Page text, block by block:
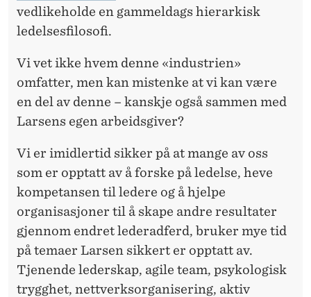
vedlikeholde en gammeldags hierarkisk
ledelsesfilosofi.
Vi vet ikke hvem denne «industrien»
omfatter, men kan mistenke at vi kan være
en del av denne – kanskje også sammen med
Larsens egen arbeidsgiver?
Vi er imidlertid sikker på at mange av oss
som er opptatt av å forske på ledelse, heve
kompetansen til ledere og å hjelpe
organisasjoner til å skape andre resultater
gjennom endret lederadferd, bruker mye tid
på temaer Larsen sikkert er opptatt av.
Tjenende lederskap, agile team, psykologisk
trygghet, nettverksorganisering, aktiv